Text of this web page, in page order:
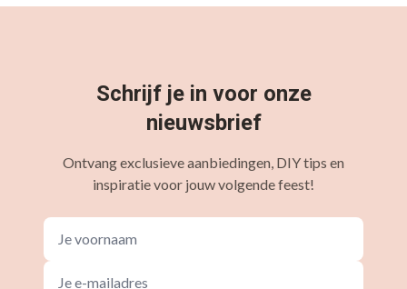
Schrijf je in voor onze
nieuwsbrief
Ontvang exclusieve aanbiedingen, DIY tips en
inspiratie voor jouw volgende feest!